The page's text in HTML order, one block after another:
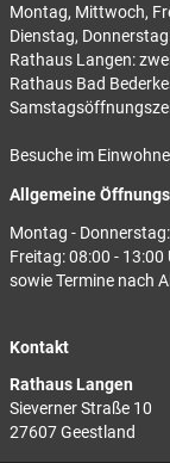
Montag, Mittwoch,
Dienstag,
Rathaus Langen:
Rathaus Bad
Besuche im
Allgemeine
Montag -
Freitag: 08:00 - 13:00
sowie Termine nach
Kontakt
Rathaus Langen
Sieverner Straße 10
27607 Geestland